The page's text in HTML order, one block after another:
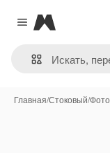
Close menu
Magnific
Главная/Стоковый/